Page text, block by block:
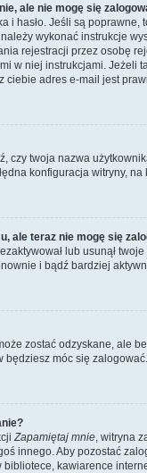
ale nie mogę się
i hasło. Jeśli są
wykonać instrukcje
rejestracji przez osobę
w niej instrukcjami. Jeżeli
adres e-mail jest
czy twoja nazwa
konfiguracja witryny,
ale teraz nie mogę się
lub usunął
i bądź bardziej
zostać odzyskane, ale
będziesz móc się zalogować.
Zapamiętaj mnie , witryna
innego. Aby pozostać
kawiarence